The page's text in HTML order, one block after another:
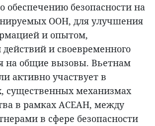
обеспечению безопасности на
ООН, для улучшения
и опытом,
и своевременного
на общие вызовы. Вьетнам
активно участвует в
существенных механизмах
в рамках АСЕАН, между
в сфере безопасности